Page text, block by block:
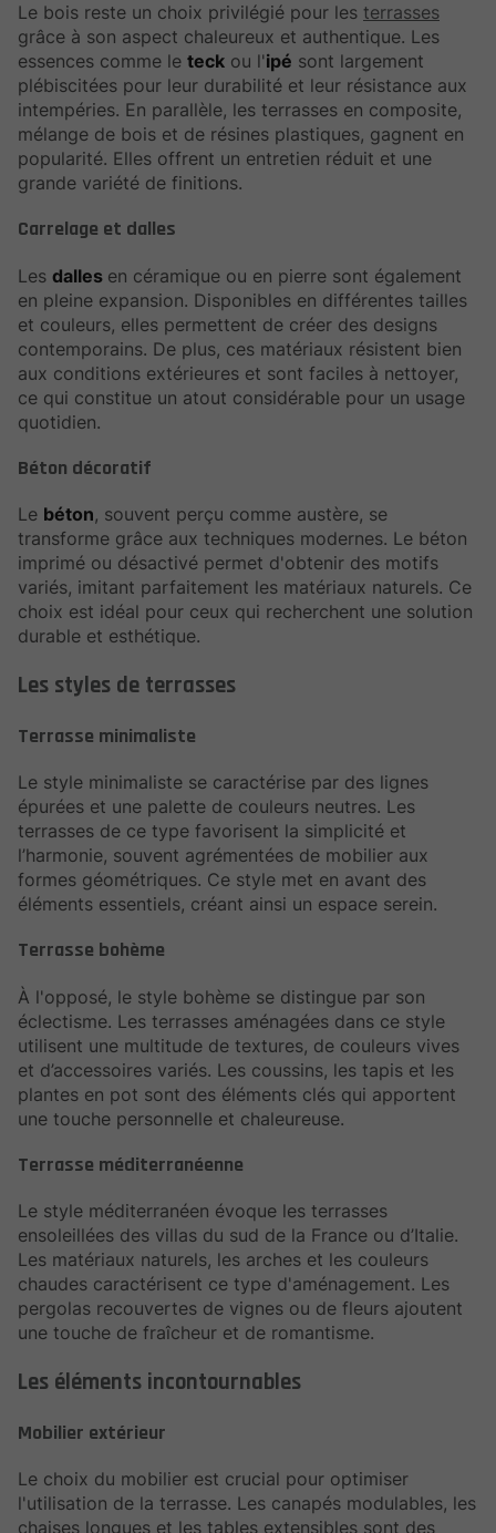
Le bois reste un choix privilégié pour les terrasses
grâce à son aspect chaleureux et authentique. Les
essences comme le teck ou l'ipé sont largement
plébiscitées pour leur durabilité et leur résistance aux
intempéries. En parallèle, les terrasses en composite,
mélange de bois et de résines plastiques, gagnent en
popularité. Elles offrent un entretien réduit et une
grande variété de finitions.
Carrelage et dalles
Les dalles en céramique ou en pierre sont également
en pleine expansion. Disponibles en différentes tailles
et couleurs, elles permettent de créer des designs
contemporains. De plus, ces matériaux résistent bien
aux conditions extérieures et sont faciles à nettoyer,
ce qui constitue un atout considérable pour un usage
quotidien.
Béton décoratif
Le béton, souvent perçu comme austère, se
transforme grâce aux techniques modernes. Le béton
imprimé ou désactivé permet d'obtenir des motifs
variés, imitant parfaitement les matériaux naturels. Ce
choix est idéal pour ceux qui recherchent une solution
durable et esthétique.
Les styles de terrasses
Terrasse minimaliste
Le style minimaliste se caractérise par des lignes
épurées et une palette de couleurs neutres. Les
terrasses de ce type favorisent la simplicité et
l’harmonie, souvent agrémentées de mobilier aux
formes géométriques. Ce style met en avant des
éléments essentiels, créant ainsi un espace serein.
Terrasse bohème
À l'opposé, le style bohème se distingue par son
éclectisme. Les terrasses aménagées dans ce style
utilisent une multitude de textures, de couleurs vives
et d’accessoires variés. Les coussins, les tapis et les
plantes en pot sont des éléments clés qui apportent
une touche personnelle et chaleureuse.
Terrasse méditerranéenne
Le style méditerranéen évoque les terrasses
ensoleillées des villas du sud de la France ou d’Italie.
Les matériaux naturels, les arches et les couleurs
chaudes caractérisent ce type d'aménagement. Les
pergolas recouvertes de vignes ou de fleurs ajoutent
une touche de fraîcheur et de romantisme.
Les éléments incontournables
Mobilier extérieur
Le choix du mobilier est crucial pour optimiser
l'utilisation de la terrasse. Les canapés modulables, les
chaises longues et les tables extensibles sont des